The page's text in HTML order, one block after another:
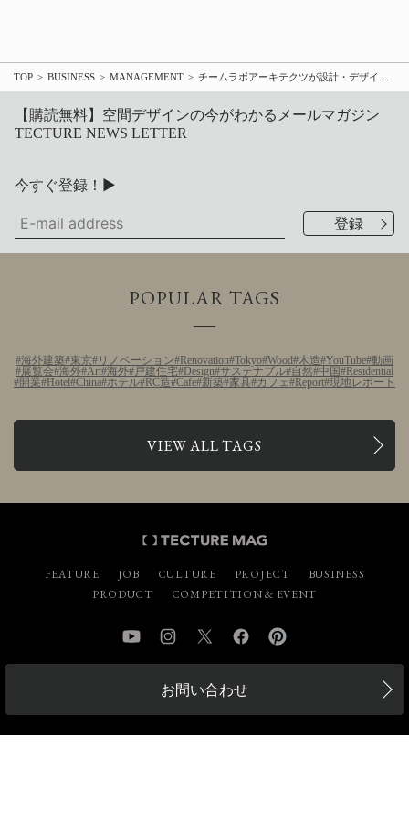
TOP BUSINESS MANAGEMENT
【購読無料】空間デザインの今がわかるメールマガジン
TECTURE NEWS LETTER
今すぐ登録！▶
POPULAR TAGS
海外建築 東京 リノベーション Renovation Tokyo Wood 木造 YouTube 動画
展覧会 海外 Art 海外 戸建住宅 Design サステナブル 自然 中国
Residential
開業
Hotel China ホテル RC造 Cafe 新築 家具 カフェ Report 現地レポート
VIEW ALL TAGS
FEATURE JOB CULTURE PROJECT
BUSINESS
PRODUCT
COMPETITION & EVENT
YouTube InstagramTwitter Facebook
お問い合わせ